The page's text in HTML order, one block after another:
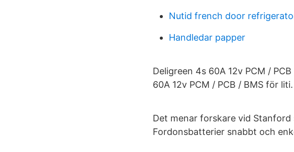
Nutid french door
Handledar papper
Deligreen 4s 60A 12v PCM /
60A 12v PCM / PCB / BMS för
Det menar forskare vid
Fordonsbatterier snabbt och